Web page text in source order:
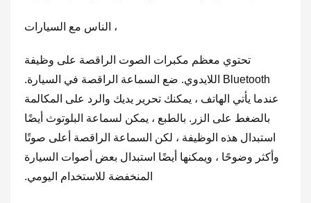
تحتوي معظم مكبرات الصوت الراقصة على وظيفة
Bluetooth اللايدوي. ضع السماعة الراقصة في السيارة.
عندما يأتي الهاتف ، يمكنك تحرير يديك والرد على المكالمة
بالضغط على الزر. بالطبع ، يمكن لسماعة البلوتوث أيضًا
استبدال هذه الوظيفة ، لكن السماعة الراقصة أعلى صوتًا
وأكثر وضوحًا ، ويمكنها أيضًا استبدال بعض أصوات السيارة
المنخفضة للاستخدام اليومي.